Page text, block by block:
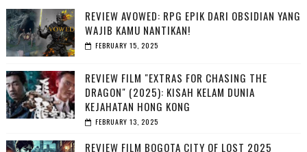
REVIEW AVOWED: RPG EPIK DARI OBSIDIAN YANG
WAJIB KAMU NANTIKAN!
FEBRUARY 15, 2025
REVIEW FILM "EXTRAS FOR CHASING THE
DRAGON" (2025): KISAH KELAM DUNIA
KEJAHATAN HONG KONG
FEBRUARY 13, 2025
REVIEW FILM BOGOTA CITY OF LOST 2025